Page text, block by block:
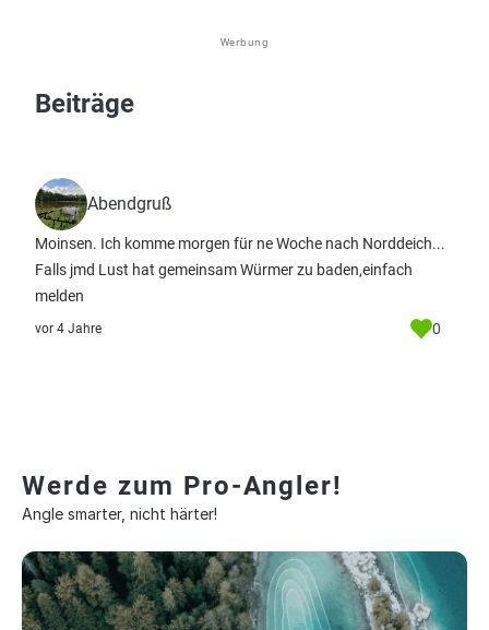
Werbung
Beiträge
Abendgruß
Moinsen. Ich komme morgen für ne Woche nach Norddeich...
Falls jmd Lust hat gemeinsam Würmer zu baden,einfach
melden
vor 4 Jahre 0
Werde zum Pro-Angler!
Angle smarter, nicht härter!